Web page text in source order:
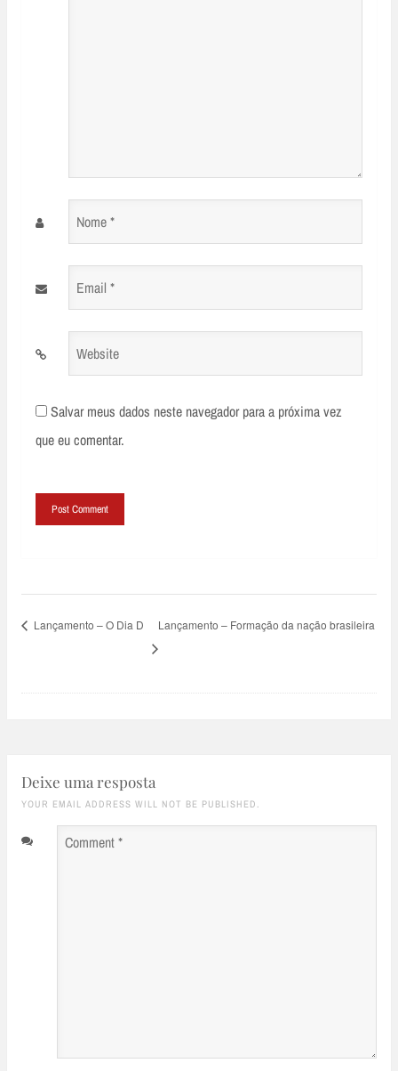
Nome
Email
Website
Salvar meus dados neste navegador para a próxima vez
que eu comentar.
Lançamento – O Dia D Lançamento – Formação da nação brasileira
Deixe uma resposta
YOUR EMAIL ADDRESS WILL NOT BE PUBLISHED.
Comment